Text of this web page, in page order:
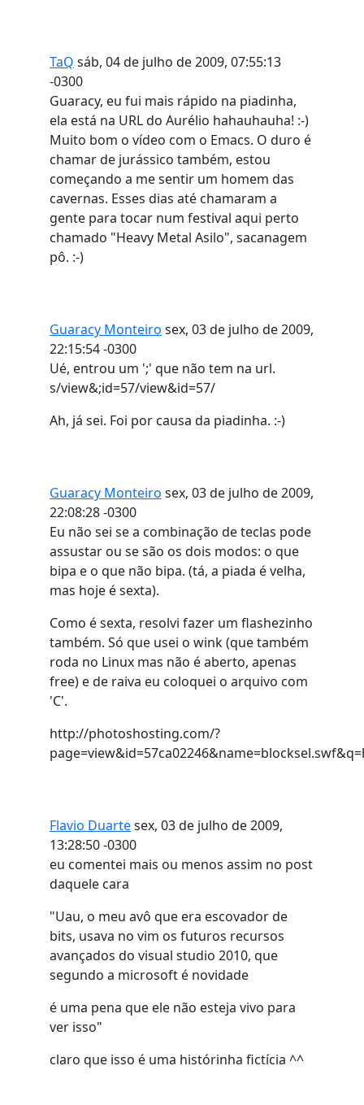
TaQ sáb, 04 de julho de 2009, 07:55:13
-0300
Guaracy, eu fui mais rápido na piadinha,
ela está na URL do Aurélio hahauhauha! :-)
Muito bom o vídeo com o Emacs. O duro é
chamar de jurássico também, estou
começando a me sentir um homem das
cavernas. Esses dias até chamaram a
gente para tocar num festival aqui perto
chamado "Heavy Metal Asilo", sacanagem
pô. :-)
Guaracy Monteiro sex, 03 de julho de 2009,
22:15:54 -0300
Ué, entrou um ';' que não tem na url.
s/view&;id=57/view&id=57/
Ah, já sei. Foi por causa da piadinha. :-)
Guaracy Monteiro sex, 03 de julho de 2009,
22:08:28 -0300
Eu não sei se a combinação de teclas pode
assustar ou se são os dois modos: o que
bipa e o que não bipa. (tá, a piada é velha,
mas hoje é sexta).
Como é sexta, resolvi fazer um flashezinho
também. Só que usei o wink (que também
roda no Linux mas não é aberto, apenas
free) e de raiva eu coloquei o arquivo com
'C'.
http://photoshosting.com/?
Flavio Duartesex, 03 de julho de 2009,
13:28:50 -0300
eu comentei mais ou menos assim no post
daquele cara
"Uau, o meu avô que era escovador de
bits, usava no vim os futuros recursos
avançados do visual studio 2010, que
segundo a microsoft é novidade
é uma pena que ele não esteja vivo para
ver isso"
claro que isso é uma histórinha fictícia ^^